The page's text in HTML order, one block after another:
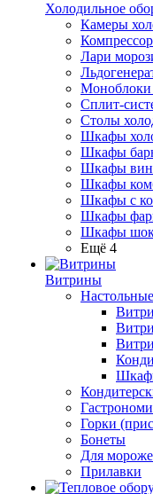
Холодильное
Камеры
Лари
Моноблоки
Сплит-
Столы
Шкафы
Шкафы
Шкафы
Шкафы
Шкафы с
Шкафы
Шкафы
Ещё 4
Витрины
Настольные
Горки
Бонеты
Для
Прилавки